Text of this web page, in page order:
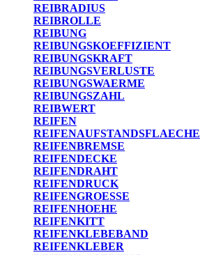
REIBRADIUS
REIBROLLE
REIBUNG
REIBUNGSKOEFFIZIENT
REIBUNGSKRAFT
REIBUNGSVERLUSTE
REIBUNGSWAERME
REIBUNGSZAHL
REIBWERT
REIFEN
REIFENAUFSTANDSFLAECHE
REIFENBREMSE
REIFENDECKE
REIFENDRAHT
REIFENDRUCK
REIFENGROESSE
REIFENHOEHE
REIFENKITT
REIFENKLEBEBAND
REIFENKLEBER